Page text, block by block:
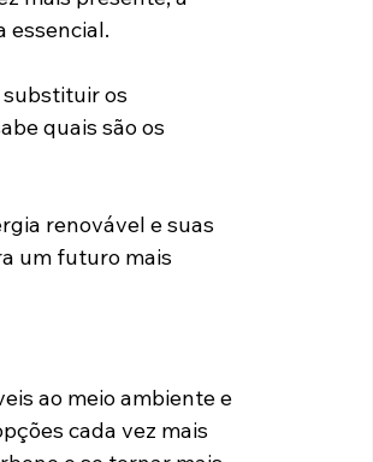
essencial.
os
quais são os
renovável e suas
um futuro mais
ao meio ambiente e
cada vez mais